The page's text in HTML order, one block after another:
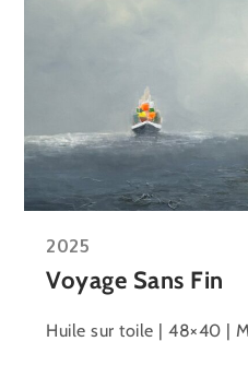
2025
Voyage Sans Fin
Huile sur toile | 48×40 |